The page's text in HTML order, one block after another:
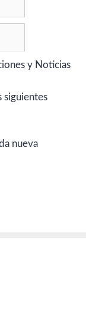
y Noticias
siguientes
nueva